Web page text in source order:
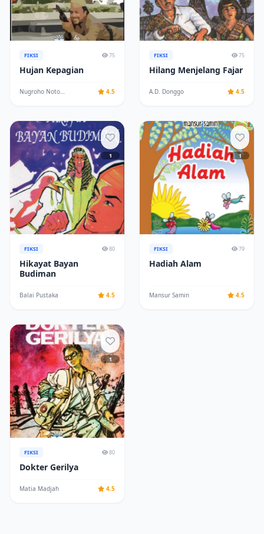
FIKSI 75
Hujan Kepagian
Nugroho Notosusanto 4.5
FIKSI 75
Hilang Menjelang Fajar
A.D. Donggo 4.5
1
FIKSI 80
Hikayat Bayan
Budiman
Balai Pustaka 4.5
1
FIKSI 79
Hadiah Alam
Mansur Samin 4.5
1
FIKSI 80
Dokter Gerilya
Matia Madjah 4.5